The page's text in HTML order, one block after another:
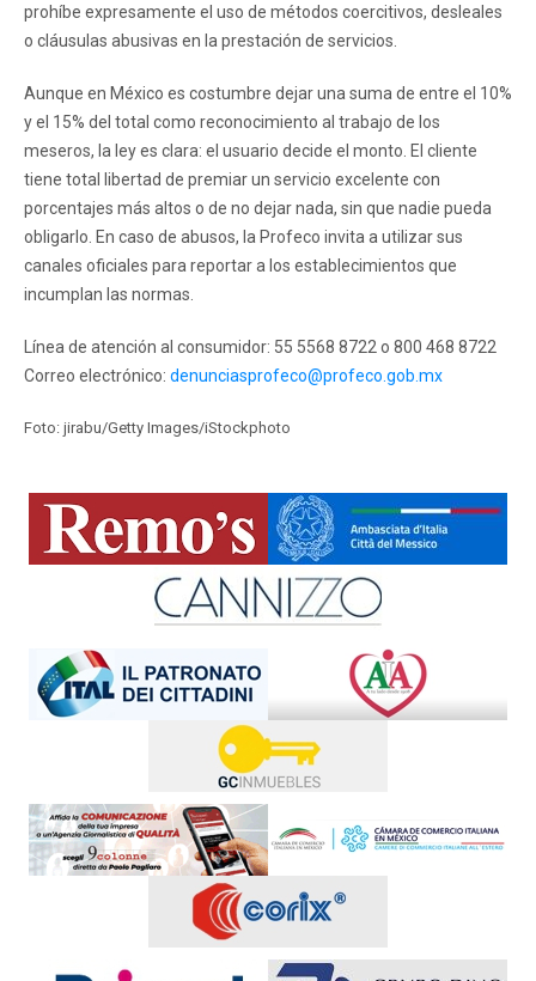
prohíbe expresamente el uso de métodos coercitivos, desleales
o cláusulas abusivas en la prestación de servicios.
Aunque en México es costumbre dejar una suma de entre el 10%
y el 15% del total como reconocimiento al trabajo de los
meseros, la ley es clara: el usuario decide el monto. El cliente
tiene total libertad de premiar un servicio excelente con
porcentajes más altos o de no dejar nada, sin que nadie pueda
obligarlo. En caso de abusos, la Profeco invita a utilizar sus
canales oficiales para reportar a los establecimientos que
incumplan las normas.
Línea de atención al consumidor: 55 5568 8722 o 800 468 8722
Correo electrónico: denunciasprofeco@profeco.gob.mx
Foto: jirabu/Getty Images/iStockphoto